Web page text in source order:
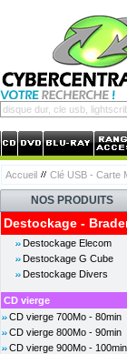
Accueil Clé USB - Carte
NOS PRODUITS
Destockage -
Destockage Elecom
Destockage G Cube
Destockage Divers
CD vierge
CD vierge 700Mo - 80min
CD vierge 800Mo - 90min
CD vierge 900Mo - 100min